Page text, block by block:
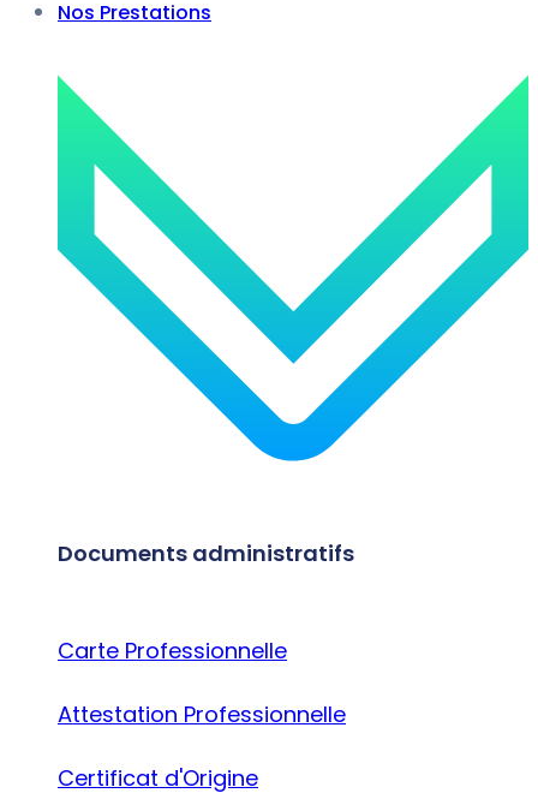
Nos Prestations
Documents administratifs
Carte Professionnelle
Attestation Professionnelle
Certificat d'Origine